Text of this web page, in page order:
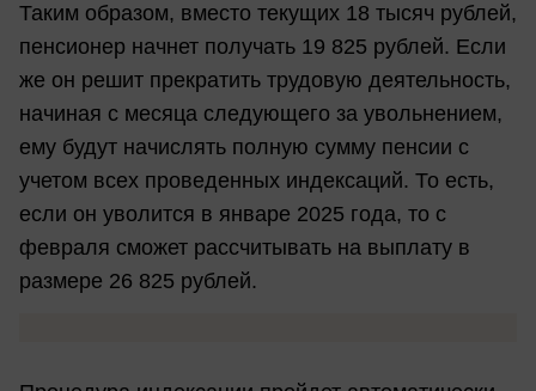
Таким образом, вместо текущих 18 тысяч рублей,
пенсионер начнет получать 19 825 рублей. Если
же он решит прекратить трудовую деятельность,
начиная с месяца следующего за увольнением,
ему будут начислять полную сумму пенсии с
учетом всех проведенных индексаций. То есть,
если он уволится в январе 2025 года, то с
февраля сможет рассчитывать на выплату в
размере 26 825 рублей.